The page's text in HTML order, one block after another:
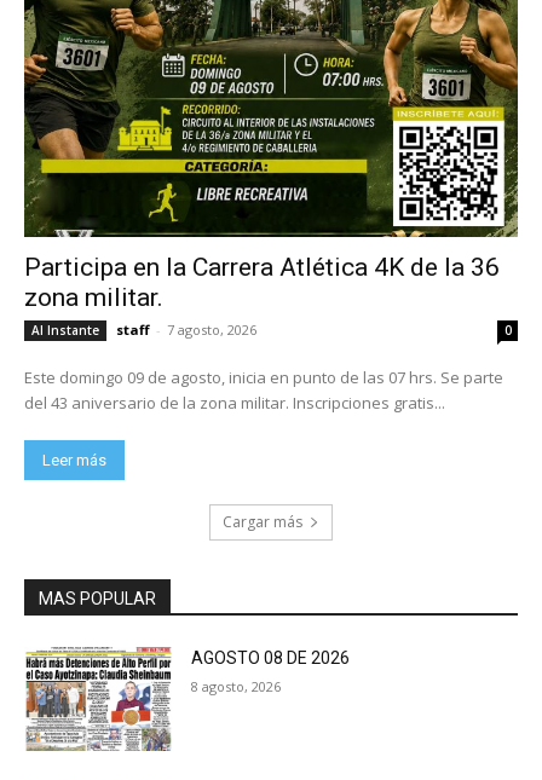
Participa en la Carrera Atlética 4K de la 36
zona militar.
Al Instante staff - 7 agosto, 2026 0
Este domingo 09 de agosto, inicia en punto de las 07 hrs. Se parte
del 43 aniversario de la zona militar. Inscripciones gratis...
Leer más
Cargar más
MAS POPULAR
AGOSTO 08 DE 2026
8 agosto, 2026